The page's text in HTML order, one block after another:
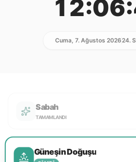
Cuma, 7. Ağustos 202624.
Sabah
TAMAMLANDI
Güneşin Doğuşu